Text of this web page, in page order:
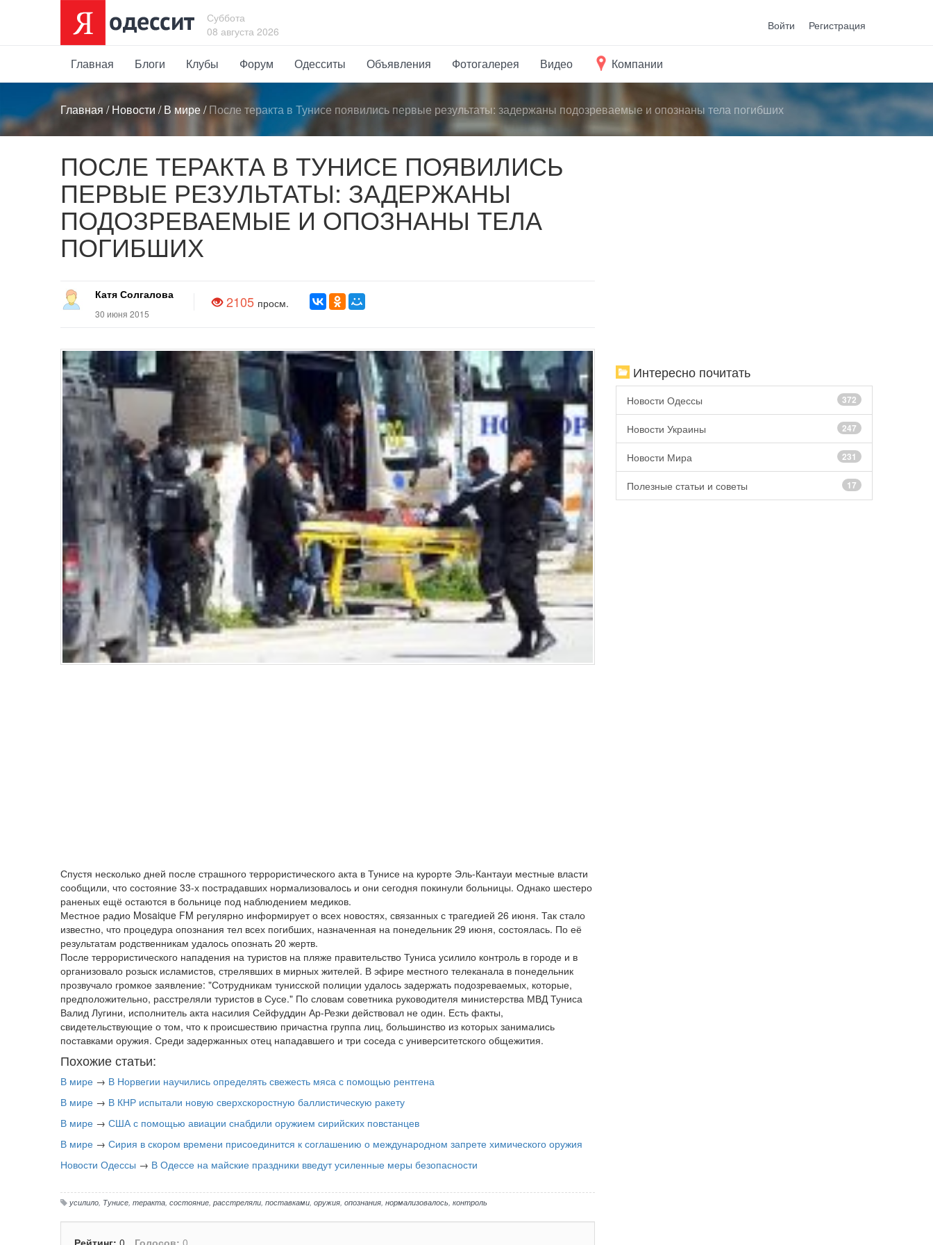
Суббота
08 августа 2026
Войти Регистрация
Главная Блоги Клубы Форум Одесситы Объявления Фотогалерея Видео Компании
Главная /Новости /В мире/После теракта в Тунисе появились первые результаты: задержаны подозреваемые и опознаны тела погибших
ПОСЛЕ ТЕРАКТА В ТУНИСЕ ПОЯВИЛИСЬ
ПЕРВЫЕ РЕЗУЛЬТАТЫ: ЗАДЕРЖАНЫ
ПОДОЗРЕВАЕМЫЕ И ОПОЗНАНЫ ТЕЛА
ПОГИБШИХ
Катя Солгалова
30 июня 2015
2105 просм.
Спустя несколько дней после страшного террористического акта в Тунисе на курорте Эль-Кантауи местные власти
сообщили, что состояние 33-х пострадавших нормализовалось и они сегодня покинули больницы. Однако шестеро
раненых ещё остаются в больнице под наблюдением медиков.
Местное радио Mosaique FM регулярно информирует о всех новостях, связанных с трагедией 26 июня. Так стало
известно, что процедура опознания тел всех погибших, назначенная на понедельник 29 июня, состоялась. По её
результатам родственникам удалось опознать 20 жертв.
После террористического нападения на туристов на пляже правительство Туниса усилило контроль в городе и в
организовало розыск исламистов, стрелявших в мирных жителей. В эфире местного телеканала в понедельник
прозвучало громкое заявление: "Сотрудникам тунисской полиции удалось задержать подозреваемых, которые,
предположительно, расстреляли туристов в Сусе." По словам советника руководителя министерства МВД Туниса
Валид Лугини, исполнитель акта насилия Сейфуддин Ар-Резки действовал не один. Есть факты,
свидетельствующие о том, что к происшествию причастна группа лиц, большинство из которых занимались
поставками оружия. Среди задержанных отец нападавшего и три соседа с университетского общежития.
Похожие статьи:
В мире → В Норвегии научились определять свежесть мяса с помощью рентгена
В мире → В КНР испытали новую сверхскоростную баллистическую ракету
В мире → США с помощью авиации снабдили оружием сирийских повстанцев
В мире → Сирия в скором времени присоединится к соглашению о международном запрете химического оружия
Новости Одессы → В Одессе на майские праздники введут усиленные меры безопасности
усилило Тунисе теракта состояние расстреляли поставками оружия опознания нормализовалось контроль
Интересно почитать
Новости Одессы 372
Новости Украины 247
Новости Мира 231
Полезные статьи и советы 17